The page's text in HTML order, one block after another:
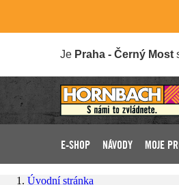
Je Praha - Černý Most
E-SHOP NÁVODY MOJE
Úvodní stránka